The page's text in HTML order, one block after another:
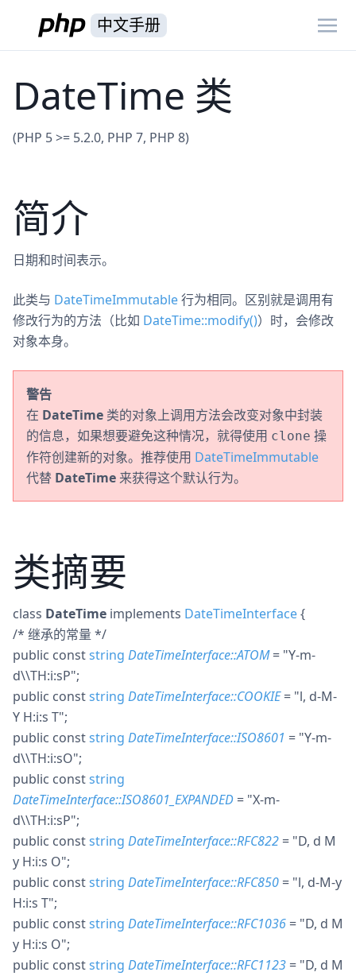
中文手册
DateTime 类
(PHP 5 >= 5.2.0, PHP 7, PHP 8)
简介
日期和时间表示。
此类与 DateTimeImmutable行为相同。区别就是调用有
修改行为的方法（比如 DateTime::modify()）时，会修改
对象本身。
警告
在 DateTime 类的对象上调用方法会改变对象中封装
的信息，如果想要避免这种情况，就得使用 clone 操
作符创建新的对象。推荐使用 DateTimeImmutable
代替 DateTime 来获得这个默认行为。
类摘要
class DateTime implements DateTimeInterface{
/* 继承的常量 */
public conststring DateTimeInterface::ATOM= "Y-m-
d\\TH:i:sP";
public conststring DateTimeInterface::COOKIE= "l, d-M-
Y H:i:s T";
public conststring DateTimeInterface::ISO8601 = "Y-m-
d\\TH:i:sO";
public conststring
DateTimeInterface::ISO8601_EXPANDED = "X-m-
d\\TH:i:sP";
public conststring DateTimeInterface::RFC822 = "D, d M
y H:i:s O";
public conststring DateTimeInterface::RFC850 = "l, d-M-y
H:i:s T";
public conststring DateTimeInterface::RFC1036 = "D, d M
y H:i:s O";
public conststring DateTimeInterface::RFC1123 = "D, d M